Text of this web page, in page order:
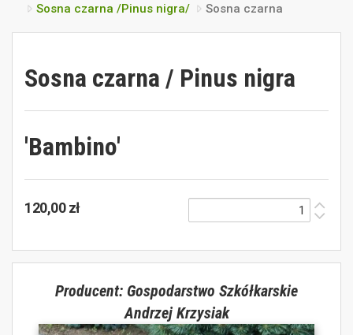
Sosna czarna /Pinus nigra/
Sosna czarna
Sosna czarna / Pinus nigra
'Bambino'
120,00 zł
Producent: Gospodarstwo Szkółkarskie
Andrzej Krzysiak